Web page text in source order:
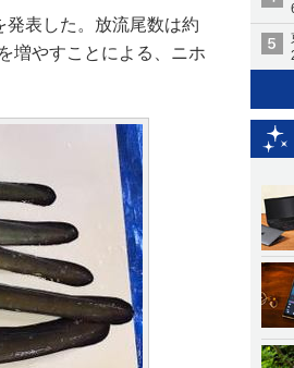
表した。放流尾数は約
増やすことによる、ニホ